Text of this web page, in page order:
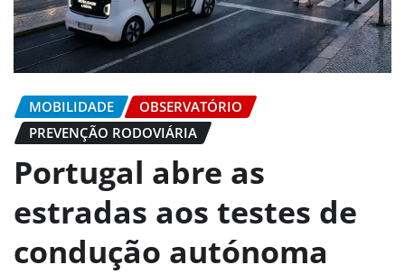
MOBILIDADE
OBSERVATÓRIO
PREVENÇÃO RODOVIÁRIA
Portugal abre as
estradas aos testes de
condução autónoma